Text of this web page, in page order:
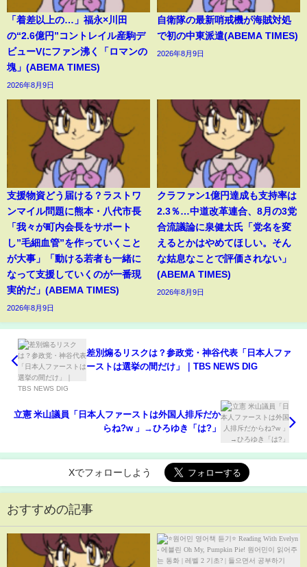
「着差以上の…」福永×川田
の“2.6億円”コントレイル産駒デ
ビューVにファン沸く「ロマンの
塊」(ABEMA TIMES)
2026年8月9日
自衛隊の最新哨戒機が海賊対処
で初の中東派遣(ABEMA TIMES)
2026年8月9日
支援物資どう届ける？ラストワ
ンマイル問題に熊本・八代市長
「我々が町内会長をサポート
し”毛細血管”を作っていくこと
が大事」「動ける若者も一緒に
なって支援していくのが一番現
実的だ」(ABEMA TIMES)
2026年8月9日
クラファン1億円達成も支持率は
2.3％…中道改革連合、8月の3党
合流議論に泉健太氏「党名を変
えるとかはやめてほしい。そん
な姑息なことで評価されない」
(ABEMA TIMES)
2026年8月9日
差別煽るリスクは？参政党・神谷代表「日本人ファ
ーストは選挙の間だけ」｜TBS NEWS DIG
立憲 米山議員「日本人ファーストは外国人排斥だか
らね?w 」→ひろゆき「は?」
Xでフォローしよう
おすすめの記事